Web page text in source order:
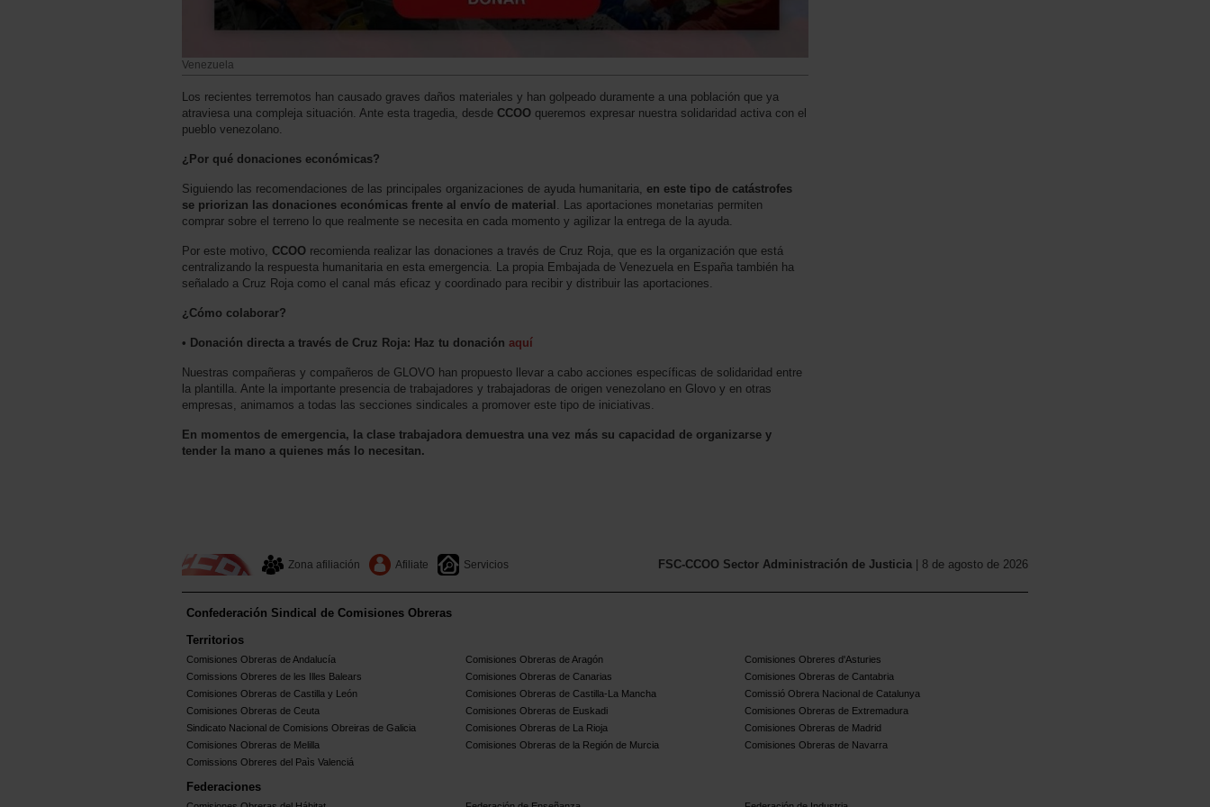
Venezuela
Los recientes terremotos han causado graves daños materiales y han golpeado duramente a una población que ya
atraviesa una compleja situación. Ante esta tragedia, desde CCOO queremos expresar nuestra solidaridad activa con el
pueblo venezolano.
¿Por qué donaciones económicas?
Siguiendo las recomendaciones de las principales organizaciones de ayuda humanitaria, en este tipo de catástrofes
se priorizan las donaciones económicas frente al envío de material . Las aportaciones monetarias permiten
comprar sobre el terreno lo que realmente se necesita en cada momento y agilizar la entrega de la ayuda.
Por este motivo, CCOO recomienda realizar las donaciones a través de Cruz Roja, que es la organización que está
centralizando la respuesta humanitaria en esta emergencia. La propia Embajada de Venezuela en España también ha
señalado a Cruz Roja como el canal más eficaz y coordinado para recibir y distribuir las aportaciones.
¿Cómo colaborar?
• Donación directa a través de Cruz Roja: Haz tu donación aquí
Nuestras compañeras y compañeros de GLOVO han propuesto llevar a cabo acciones específicas de solidaridad entre
la plantilla. Ante la importante presencia de trabajadores y trabajadoras de origen venezolano en Glovo y en otras
empresas, animamos a todas las secciones sindicales a promover este tipo de iniciativas.
En momentos de emergencia, la clase trabajadora demuestra una vez más su capacidad de organizarse y
tender la mano a quienes más lo necesitan.
Zona afiliación Afiliate Servicios FSC-CCOO Sector Administración de Justicia | 8 de agosto de 2026
Confederación Sindical de Comisiones Obreras
Territorios
Comisiones Obreras de Andalucía Comisiones Obreras de Aragón
Comisiones Obreres d'Asturies
Comissions Obreres de les Illes Balears
Comisiones Obreras de Canarias
Comisiones Obreras de Cantabria
Comisiones Obreras de Castilla y León
Comisiones Obreras de Castilla-La Mancha
Comissió Obrera Nacional de Catalunya
Comisiones Obreras de Ceuta
Comisiones Obreras de Euskadi
Comisiones Obreras de Extremadura
Sindicato Nacional de Comisions Obreiras de Galicia
Comisiones Obreras de La Rioja
Comisiones Obreras de Madrid
Comisiones Obreras de Melilla
Comisiones Obreras de la Región de Murcia
Comisiones Obreras de Navarra
Comissions Obreres del Paìs Valenciá
Federaciones